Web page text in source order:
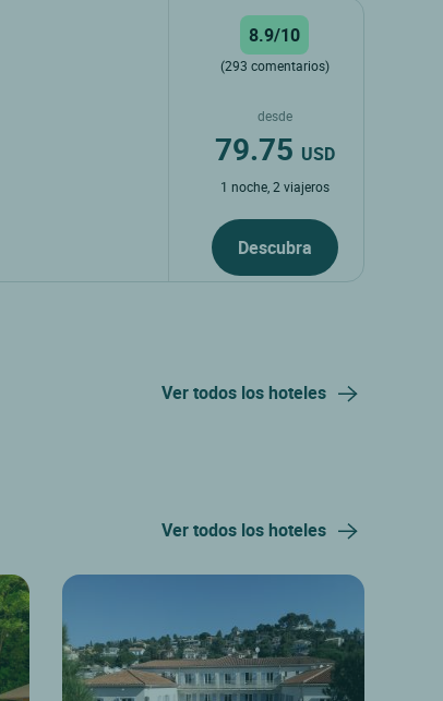
8.9/10
(293 comentarios)
desde
79.75 USD
1 noche, 2 viajeros
Descubra
Ver todos los hoteles
Ver todos los hoteles